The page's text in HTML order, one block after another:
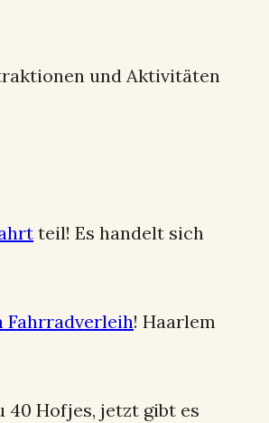
und Aktivitäten
teil! Es handelt sich
Fahrradverleih! Haarlem
40 Hofjes, jetzt gibt es